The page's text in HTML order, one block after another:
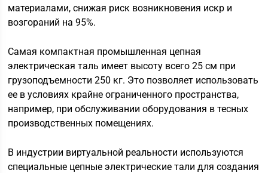
материалами, снижая риск возникновения искр и
возгораний на 95%.
Самая компактная промышленная цепная
электрическая таль имеет высоту всего 25 см при
грузоподъемности 250 кг. Это позволяет использовать
ее в условиях крайне ограниченного пространства,
например, при обслуживании оборудования в тесных
производственных помещениях.
В индустрии виртуальной реальности используются
специальные цепные электрические тали для создания